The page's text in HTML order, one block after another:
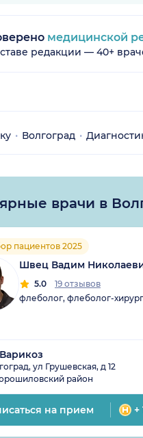
медицинской
редакции — 40+
Волгоград
врачи в
пациентов 2025
Швец Вадим
5.0
19 отзывов
флеболог, флеболог-хирург
ул Грушевская, д 12
район
на прием +